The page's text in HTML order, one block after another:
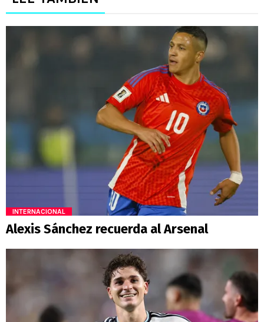
INTERNACIONAL
Alexis Sánchez recuerda al Arsenal